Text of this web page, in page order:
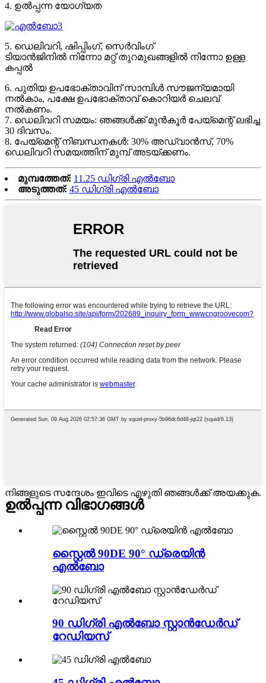
4. ഉൽപ്പന്ന യോഗ്യത
5. ഡെലിവറി, ഷിപ്പിംഗ്, സെർവിംഗ്
ടിയാൻജിനിൽ നിന്നോ മറ്റ് തുറമുഖങ്ങളിൽ നിന്നോ ഉള്ള
കപ്പൽ
6. പുതിയ ഉപഭോക്താവിന് സാമ്പിൾ സൗജന്യമായി
നൽകാം, പക്ഷേ ഉപഭോക്താവ് കൊറിയർ ചെലവ്
നൽകണം.
7. ഡെലിവറി സമയം: ഞങ്ങൾക്ക് മുൻകൂർ പേയ്‌മെന്റ് ലഭിച്ച
30 ദിവസം.
8. പേയ്‌മെന്റ് നിബന്ധനകൾ: 30% അഡ്വാൻസ്, 70%
ഡെലിവറി സമയത്തിന് മുമ്പ് അടയ്ക്കണം.
മുമ്പത്തേത്: 11.25 ഡിഗ്രി എൽബോ
അടുത്തത്: 45 ഡിഗ്രി എൽബോ
നിങ്ങളുടെ സന്ദേശം ഇവിടെ എഴുതി ഞങ്ങൾക്ക് അയക്കുക.
ഉൽപ്പന്ന വിഭാഗങ്ങൾ
സ്റ്റൈൽ 90DE 90° ഡ്രെയിൻ
എൽബോ
90 ഡിഗ്രി എൽബോ സ്റ്റാൻഡേർഡ്
റേഡിയസ്